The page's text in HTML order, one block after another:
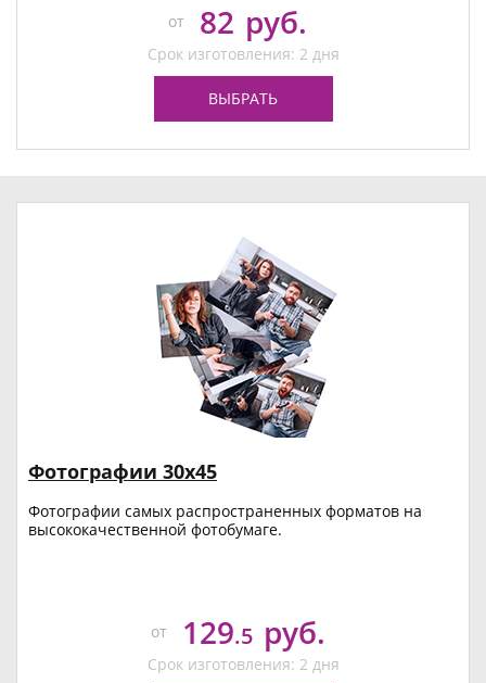
от 82 руб.
Срок изготовления: 2 дня
ВЫБРАТЬ
Фотографии 30х45
Фотографии самых распространенных форматов на
высококачественной фотобумаге.
от 129.5 руб.
Срок изготовления: 2 дня